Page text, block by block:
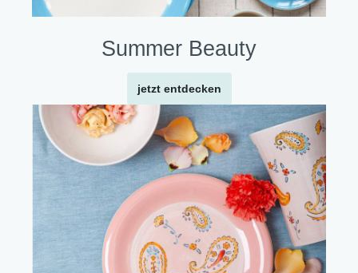
Summer Beauty
jetzt entdecken